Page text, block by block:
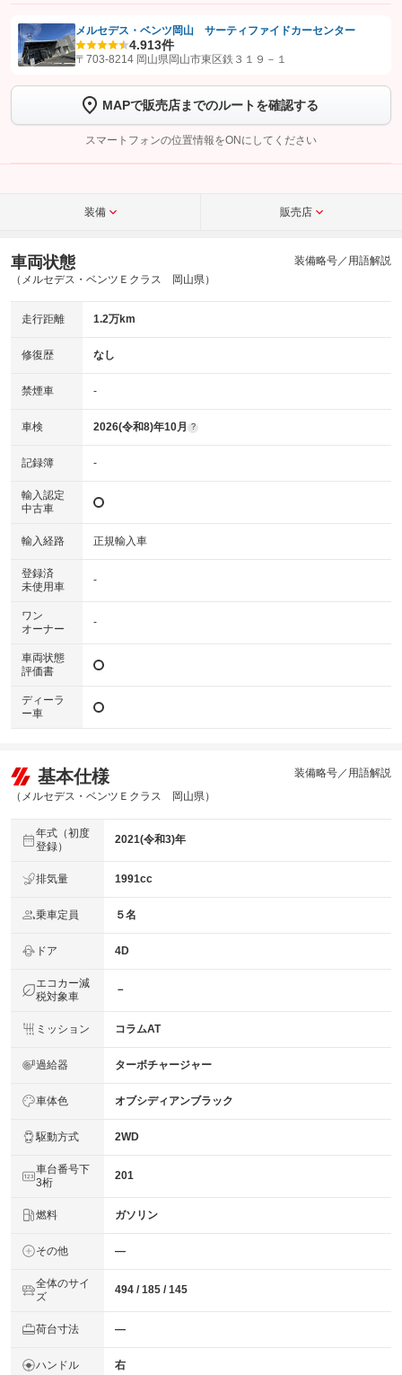
【STEP1】認証画面でグーネットを友だち追加してから「許可する」ボタンを押
トーク画面で
ボタンをタップして問い合わせを
完了してください。
こちら
メルセデス・ベンツ岡山 サーティファイドカーセンター
4.913件
〒703-8214 岡山県岡山市東区鉄３１９－１
MAPで販売店までのルートを確認する
スマートフォンの位置情報をONにしてください
装備 販売店
車両状態
（メルセデス・ベンツＥクラス 岡山県）
装備略号／用語解説
走行距離 1.2万km
修復歴 なし
禁煙車 -
車検 2026(令和8)年10月 ?
記録簿 -
輸入認定
中古車
輸入経路 正規輸入車
登録済
未使用車
-
ワン
オーナー
-
車両状態
評価書
ディーラ
ー車
基本仕様
（メルセデス・ベンツＥクラス 岡山県）
装備略号／用語解説
年式（初度
登録）
2021(令和3)年
排気量 1991cc
乗車定員 ５名
ドア 4D
エコカー減
税対象車
－
ミッション コラムAT
過給器 ターボチャージャー
車体色 オブシディアンブラック
駆動方式 2WD
車台番号下
3桁
201
燃料 ガソリン
その他 ―
全体のサイ
ズ
494 / 185 / 145
荷台寸法 ―
ハンドル 右